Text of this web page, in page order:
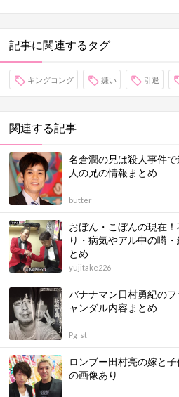
記事に関連するタグ
キングコング 嫌い 引退
関連する記事
名倉潤の兄は殺人事件
人の兄の情報まとめ
butter
おぼん・こぼんの現在
り・病気やアル中の噂
とめ
yujitake226
バナナマン日村勇紀の
ャンダル内容まとめ
Pg_st
ロンブー田村亮の嫁と
の画像あり